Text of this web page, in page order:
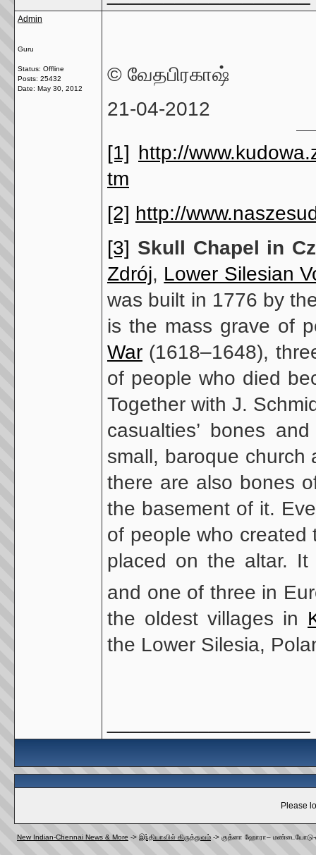
Admin
Guru
Status: Offline
Posts: 25432
Date: May 30, 2012
© வேதபிரகாஷ்
21-04-2012
[1] http://
tm
[2] http://
[3] Skull Chapel in
Zdrój, Lower Silesian
was built in 1776 by
is the mass grave of
War (1618–1648),
of people who died
Together with J.
casualties’ bones
small, baroque church
there are also bones
the basement of it.
of people who
placed on the altar.
and one of three in
the oldest villages in
the Lower Silesia,
Please
New Indian-Chennai News & More -> இந்தியாவில் கிருத்துவம் -> குத்னா ஹோரா– மண்டையோடு-